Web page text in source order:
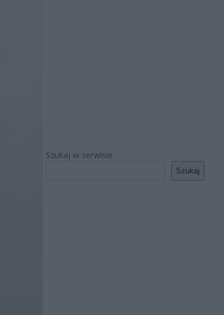
Szukaj w serwisie
Szukaj